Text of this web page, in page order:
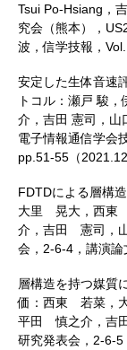
Tsui Po-Hsiang，
究会（熊本），
波，信学技報，
安定した生体音速
トコル：瀬戸 駿
介，吉田 憲司，山
電子情報通信学会
pp.51-55（2021.12
FDTDによる層構
大里 晃大，西東
介，吉田 憲司，
会，2-6-4，講演論
層構造を持つ媒質
価：西東 若菜，
平田 慎之介，吉
研究発表会，2-6-5